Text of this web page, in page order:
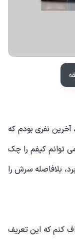
آخرین نفری بودم که
توانم کیفم را چک
بلافاصله سرش را
کنم که این تعریف